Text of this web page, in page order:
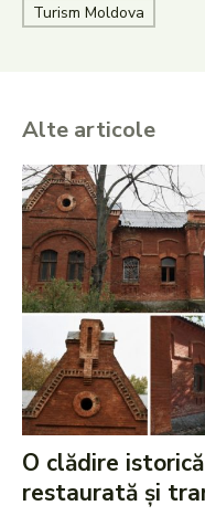
Turism Moldova
Alte articole
O clădire
restaurată și